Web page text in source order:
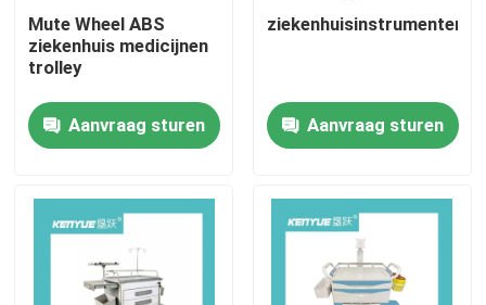
Huis
Producten
Over ons
Mute Wheel ABS
ziekenhuis medicijnen
trolley
Aanvraag sturen Aanvraag sturen